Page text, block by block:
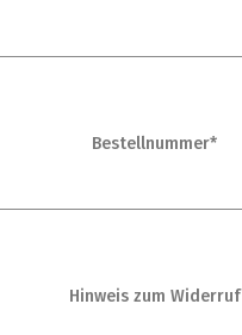
Bestellnummer*
Hinweis zum Widerruf